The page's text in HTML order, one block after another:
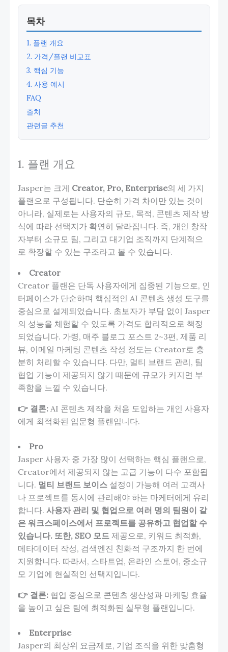
목차
1. 플랜 개요
2. 가격/플랜 비교표
3. 핵심 기능
4. 사용 예시
FAQ
출처
관련글 추천
1. 플랜 개요
Jasper는 크게 Creator, Pro, Enterprise의 세 가지
플랜으로 구성됩니다. 단순히 가격 차이만 있는 것이
아니라, 실제로는 사용자의 규모, 목적, 콘텐츠 제작 방
식에 따라 선택지가 확연히 달라집니다. 즉, 개인 창작
자부터 소규모 팀, 그리고 대기업 조직까지 단계적으
로 확장할 수 있는 구조라고 볼 수 있습니다.
Creator
Creator 플랜은 단독 사용자에게 집중된 기능으로, 인
터페이스가 단순하며 핵심적인 AI 콘텐츠 생성 도구를
중심으로 설계되었습니다. 초보자가 부담 없이 Jasper
의 성능을 체험할 수 있도록 가격도 합리적으로 책정
되었습니다. 가령, 매주 블로그 포스트 2~3편, 제품 리
뷰, 이메일 마케팅 콘텐츠 작성 정도는 Creator로 충
분히 처리할 수 있습니다. 다만, 멀티 브랜드 관리, 팀
협업 기능이 제공되지 않기 때문에 규모가 커지면 부
족함을 느낄 수 있습니다.
👉 결론:AI 콘텐츠 제작을 처음 도입하는 개인 사용자
에게 최적화된 입문형 플랜입니다.
Pro
Jasper 사용자 중 가장 많이 선택하는 핵심 플랜으로,
Creator에서 제공되지 않는 고급 기능이 다수 포함됩
니다. 멀티 브랜드 보이스설정이 가능해 여러 고객사
나 프로젝트를 동시에 관리해야 하는 마케터에게 유리
합니다. 사용자 관리 및 협업으로 여러 명의 팀원이 같
은 워크스페이스에서 프로젝트를 공유하고 협업할 수
있습니다. 또한, SEO 모드제공으로, 키워드 최적화,
메타데이터 작성, 검색엔진 친화적 구조까지 한 번에
지원합니다. 따라서, 스타트업, 온라인 스토어, 중소규
모 기업에 현실적인 선택지입니다.
👉 결론:협업 중심으로 콘텐츠 생산성과 마케팅 효율
을 높이고 싶은 팀에 최적화된 실무형 플랜입니다.
Enterprise
Jasper의 최상위 요금제로, 기업 조직을 위한 맞춤형